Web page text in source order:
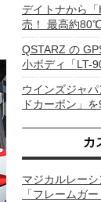
デイトナから
売！ 最高約
QSTARZ の
小ボディ「LT-
ウインズジャ
ドカーボン」を
カ
マジカルレー
「フレームガ